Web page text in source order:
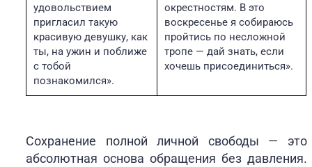
удовольствием
пригласил такую
красивую девушку, как
ты, на ужин и поближе
с тобой
познакомился».
окрестностям. В это
воскресенье я собираюсь
пройтись по несложной
тропе — дай знать, если
хочешь присоединиться».
Сохранение полной личной свободы — это
абсолютная основа обращения без давления.